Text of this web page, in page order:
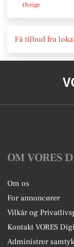
Øvrige
Få tilbud fra
OM VORES
Om os
For annoncører
Vilkår og
Kontakt VORES
Administrer